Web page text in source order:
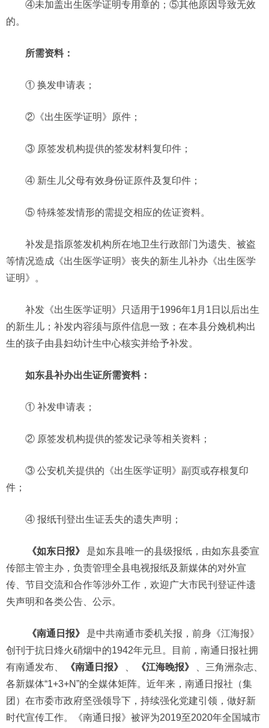
④未加盖出生医学证明专用章的；⑤其他原因导致无效
的。
所需资料：
① 换发申请表；
②《出生医学证明》原件；
③ 原签发机构提供的签发材料复印件；
④ 新生儿父母有效身份证原件及复印件；
⑤ 特殊签发情形的需提交相应的佐证资料。
补发是指原签发机构所在地卫生行政部门为遗失、被盗
等情况造成《出生医学证明》丧失的新生儿补办《出生医学
证明》。
补发《出生医学证明》只适用于1996年1月1日以后出生
的新生儿；补发内容须与原件信息一致；在本县分娩机构出
生的孩子由县妇幼计生中心核实并给予补发。
如东县补办出生证所需资料：
① 补发申请表；
② 原签发机构提供的签发记录等相关资料；
③ 公安机关提供的《出生医学证明》副页或存根复印
件；
④ 报纸刊登出生证丢失的遗失声明；
《如东日报》
是如东县唯一的县级报纸，由如东县委宣
传部主管主办，负责管理全县电视报纸及新媒体的对外宣
传、节目交流和合作等涉外工作，欢迎广大市民刊登证件遗
失声明和各类公告、公示。
《南通日报》
是中共南通市委机关报，前身《江海报》
创刊于抗日烽火硝烟中的1942年元旦。目前，南通日报社拥
有南通发布、
《南通日报》 《江海晚报》
、三角洲杂志、
各新媒体“1+3+N”的全媒体矩阵。近年来，南通日报社（集
团）在市委市政府坚强领导下，持续强化党建引领，做好新
时代宣传工作。《南通日报》被评为2019至2020年全国城市